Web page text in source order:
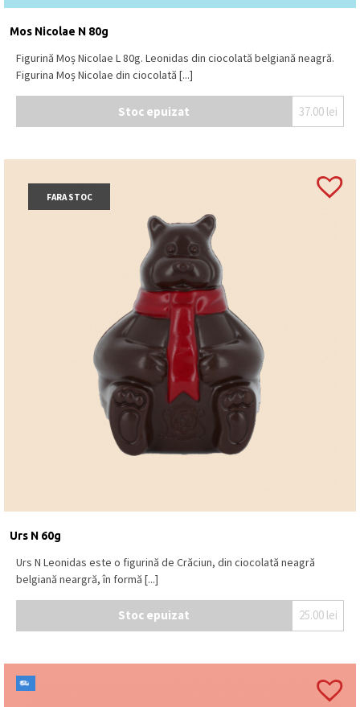
Mos Nicolae N 80g
Figurină Moș Nicolae L 80g. Leonidas din ciocolată belgiană neagră.
Figurina Moș Nicolae din ciocolată [...]
Stoc epuizat 37.00 lei
FARA STOC
Urs N 60g
Urs N Leonidas este o figurină de Crăciun, din ciocolată neagră
belgiană neargră, în formă [...]
Stoc epuizat 25.00 lei